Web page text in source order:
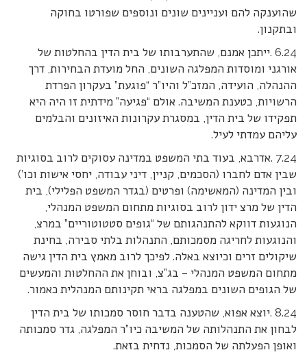
שהוענקה להם ועניינים שונים ונוספים שפורטו בחוקה
ובתקנון.
6.24 .ייתכן אמנם, שהתערבותו של בית הדין בהחלטות של
אורגני ומוסדות המפלגה השונים, החל מועדת הבחירות, דרך
ההנהלה, הועידה, המזכ”ל והיו”ר “פוגעת” בעקרון הפרדת
הרשויות, כטענת המשיבה. אולם “פגיעה” מידתית זו היה היא
תפקידו של בית הדין, במסגרת עקרונות האיזונים והבלמים
עליהם עמדתי לעיל.
7.24 .אדרבא, בעוד בתי המשפט במדינה עסוקים לרוב בסוגיות
שבין אדם לחברו (הסכמים, קניין, דיני עבודה, יחסי אישות וכו’)
ובין המדינה (המאשימה) ופרטים (בגדר המשפט הפלילי), בית
הדין של מרצ ידון לרוב בסוגיות מתחום המשפט המנהלי,
הנוגעות דווקא להתנהגותם של “גופים סטטוטוריים” במרצ,
והנוגעות לחריגה מסמכותם, התנהלות בלתי סבירה, בחינת
שיקולים זרים וכיוצא באלה. לפיכך לרוב מאמץ בית הדין גישה
מתחום המשפט המנהלי – בג”צ, ובוחן את ההחלטות והמעשים
של הגופים השונים במפלגה בראי תקינותם המנהלית כאמור.
8.24 .יוצא אפוא, שהטענה בדבר חוסר סמכותו של בית הדין
לבחון את התנהלותה של המשיבה כיו”ר המפלגה, גדר סמכותה
ואופן הפעלתה של הסמכות, נדחית בזאת.